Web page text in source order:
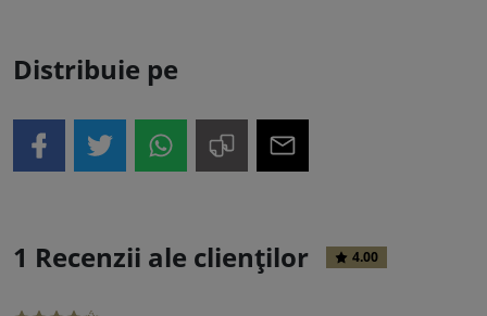
Distribuie pe
1 Recenzii ale clienților 4.00